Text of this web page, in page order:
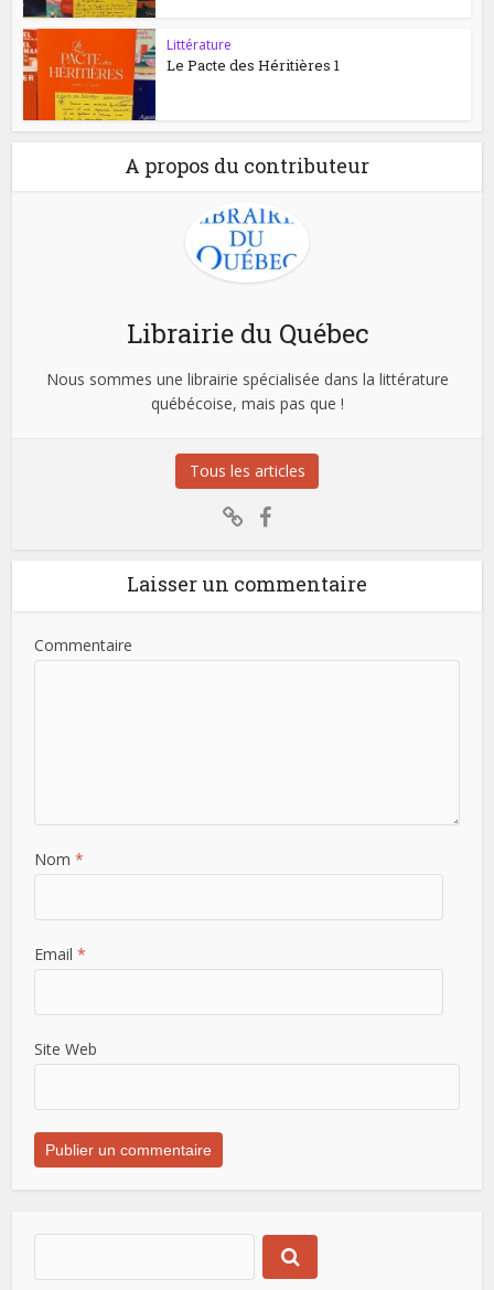
Littérature
Le Pacte des Héritières 1
A propos du contributeur
Librairie du Québec
Nous sommes une librairie spécialisée dans la littérature
québécoise, mais pas que !
Tous les articles
Laisser un commentaire
Commentaire
Nom *
Email *
Site Web